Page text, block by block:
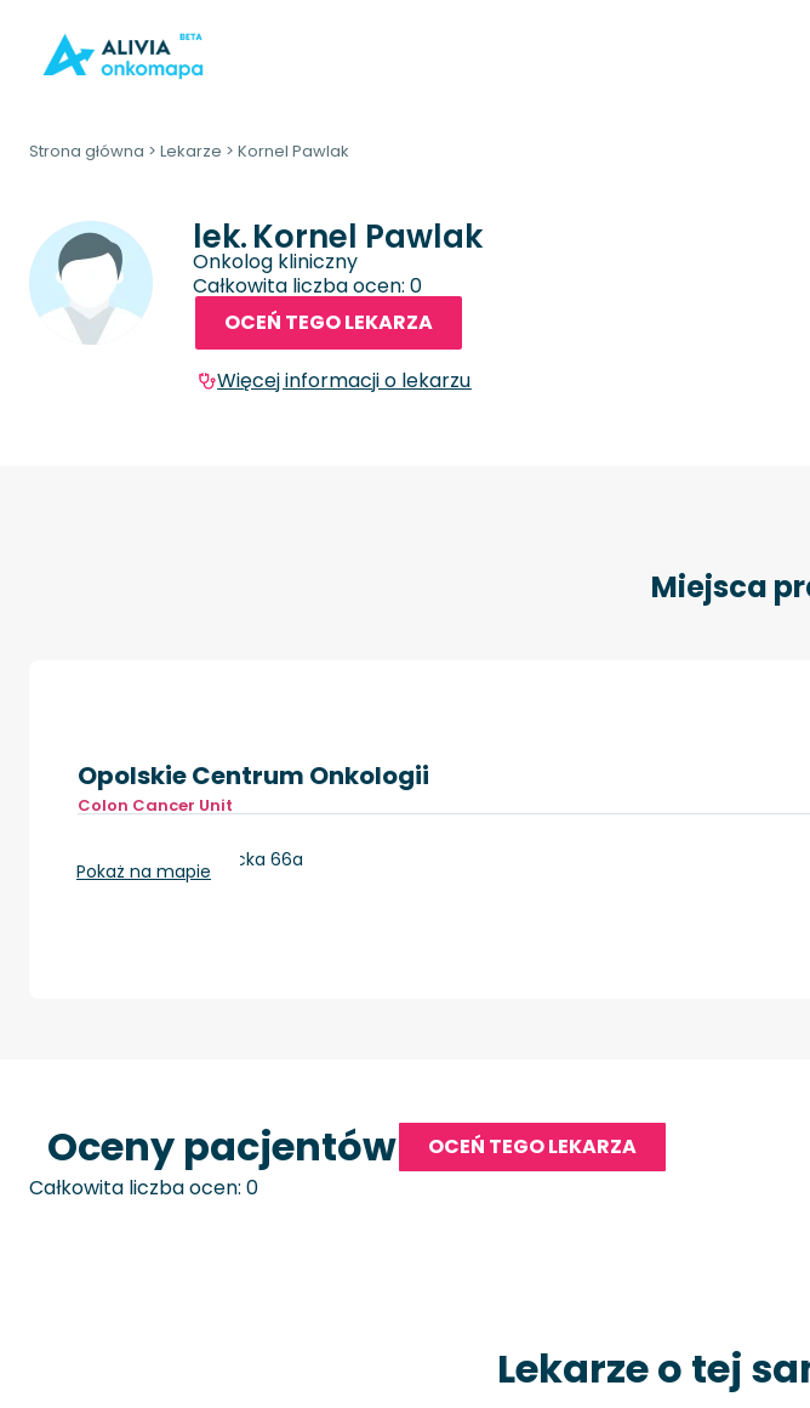
Strona główna > Lekarze > Kornel Pawlak
lek.Kornel Pawlak
Onkolog kliniczny
Całkowita liczba ocen: 0
OCEŃ TEGO LEKARZA
Więcej informacji o lekarzu
Miejsca
Opolskie Centrum Onkologii
Colon Cancer Unit
Opole, ul. Katowicka 66a
Pokaż na mapie
Oceny pacjentów
OCEŃ TEGO LEKARZA
Całkowita liczba ocen: 0
Lekarze o tej